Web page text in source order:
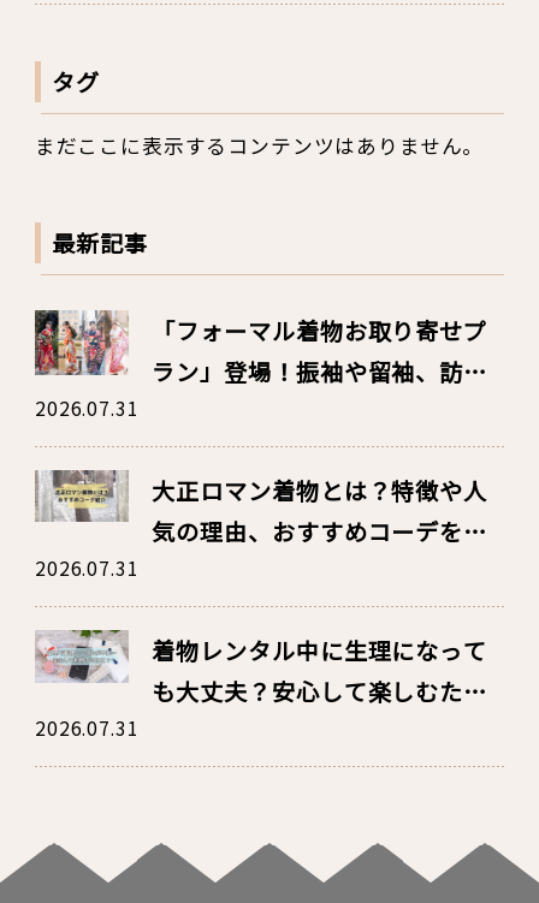
タグ
まだここに表示するコンテンツはありません。
最新記事
「フォーマル着物お取り寄せプ
ラン」登場！振袖や留袖、訪問
2026.07.31
大正ロマン着物とは？特徴や人
気の理由、おすすめコーデを紹
2026.07.31
着物レンタル中に生理になって
も大丈夫？安心して楽しむため
対処法
2026.07.31